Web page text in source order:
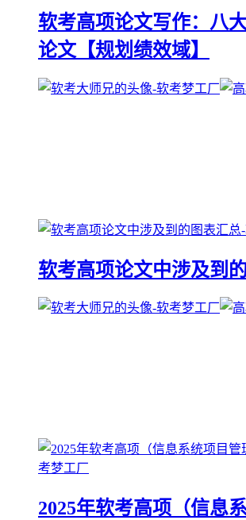
软考高项论文写作：八
论文【规划绩效域】
软考高项论文中涉及到
2025年软考高项（信息